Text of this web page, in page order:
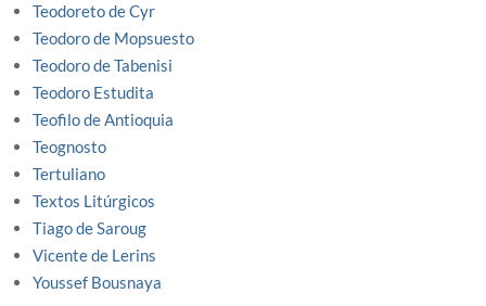
Teodoreto de Cyr
Teodoro de Mopsuesto
Teodoro de Tabenisi
Teodoro Estudita
Teofilo de Antioquia
Teognosto
Tertuliano
Textos Litúrgicos
Tiago de Saroug
Vicente de Lerins
Youssef Bousnaya